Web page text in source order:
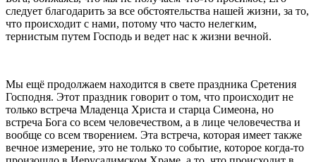
следует благодарить за все обстоятельства нашей жизни, за то,
что происходит с нами, потому что часто нелегким,
тернистым путем Господь и ведет нас к жизни вечной.
Мы ещё продолжаем находится в свете праздника Сретения
Господня. Этот праздник говорит о том, что происходит не
только встреча Младенца Христа и старца Симеона, но
встреча Бога со всем человечеством, а в лице человечества и
вообще со всем творением. Эта встреча, которая имеет также
вечное измерение, это не только то событие, которое когда-то